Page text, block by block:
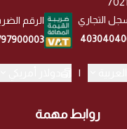
روابط مهمة
التجاري
الرقم
|